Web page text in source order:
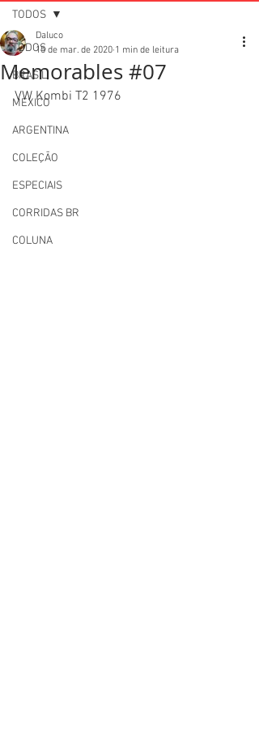
TODOS
BRASIL
MEXICO
ARGENTINA
COLEÇÃO
ESPECIAIS
CORRIDAS BR
COLUNA
TODOS
Memorables #07
Daluco
15 de mar. de 2020 1 min de leitura
VW Kombi T2 1976